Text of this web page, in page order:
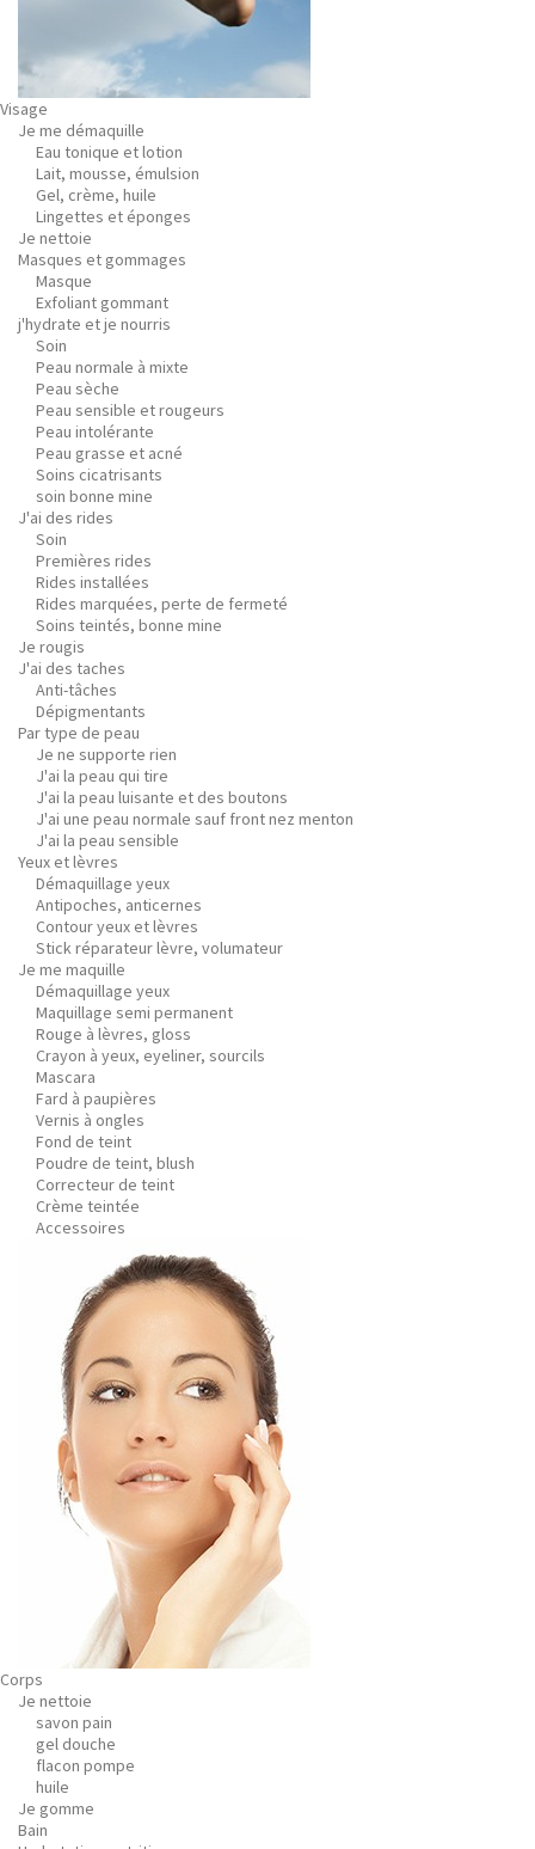
Visage
Je me démaquille
Eau tonique et lotion
Lait, mousse, émulsion
Gel, crème, huile
Lingettes et éponges
Je nettoie
Masques et gommages
Masque
Exfoliant gommant
j'hydrate et je nourris
Soin
Peau normale à mixte
Peau sèche
Peau sensible et rougeurs
Peau intolérante
Peau grasse et acné
Soins cicatrisants
soin bonne mine
J'ai des rides
Soin
Premières rides
Rides installées
Rides marquées, perte de fermeté
Soins teintés, bonne mine
Je rougis
J'ai des taches
Anti-tâches
Dépigmentants
Par type de peau
Je ne supporte rien
J'ai la peau qui tire
J'ai la peau luisante et des boutons
J'ai une peau normale sauf front nez menton
J'ai la peau sensible
Yeux et lèvres
Démaquillage yeux
Antipoches, anticernes
Contour yeux et lèvres
Stick réparateur lèvre, volumateur
Je me maquille
Démaquillage yeux
Maquillage semi permanent
Rouge à lèvres, gloss
Crayon à yeux, eyeliner, sourcils
Mascara
Fard à paupières
Vernis à ongles
Fond de teint
Poudre de teint, blush
Correcteur de teint
Crème teintée
Accessoires
Corps
Je nettoie
savon pain
gel douche
flacon pompe
huile
Je gomme
Bain